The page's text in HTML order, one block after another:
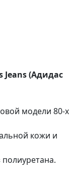
Jeans (Адидас
модели 80-х
кожи и